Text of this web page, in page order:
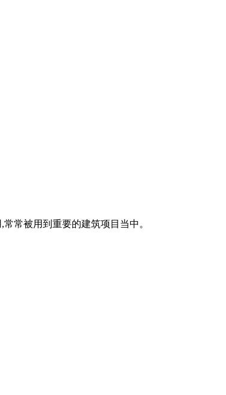
常被用到重要的建筑项目当中。